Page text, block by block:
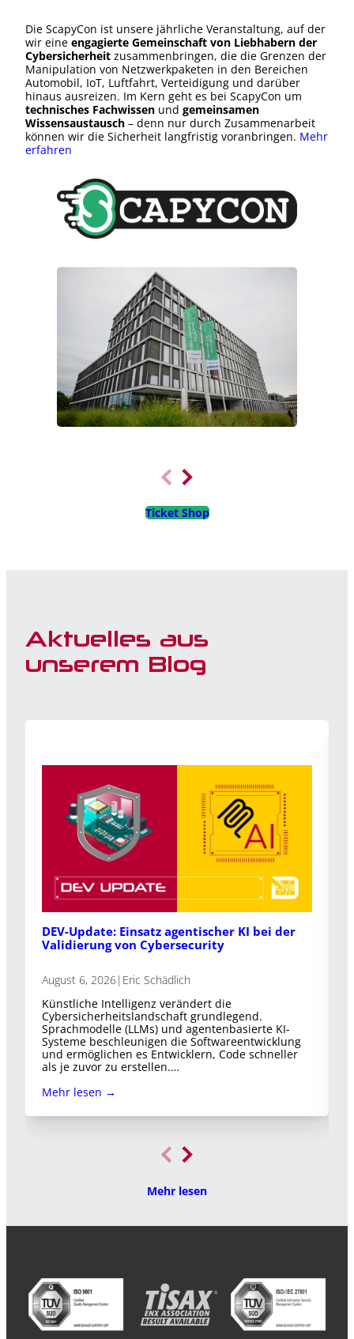
Die ScapyCon ist unsere jährliche Veranstaltung, auf der
wir eine engagierte Gemeinschaft von Liebhabern der
Cybersicherheit zusammenbringen, die die Grenzen der
Manipulation von Netzwerkpaketen in den Bereichen
Automobil, IoT, Luftfahrt, Verteidigung und darüber
hinaus ausreizen. Im Kern geht es bei ScapyCon um
technisches Fachwissen und gemeinsamen
Wissensaustausch – denn nur durch Zusammenarbeit
können wir die Sicherheit langfristig voranbringen. Mehr
erfahren
Ticket Shop
Aktuelles aus
unserem Blog
DEV-Update: Einsatz agentischer KI bei der
Validierung von Cybersecurity
August 6, 2026| Eric Schädlich
Künstliche Intelligenz verändert die
Cybersicherheitslandschaft grundlegend.
Sprachmodelle (LLMs) und agentenbasierte KI-
Systeme beschleunigen die Softwareentwicklung
und ermöglichen es Entwicklern, Code schneller
als je zuvor zu erstellen.…
Mehr lesen →
Mehr lesen